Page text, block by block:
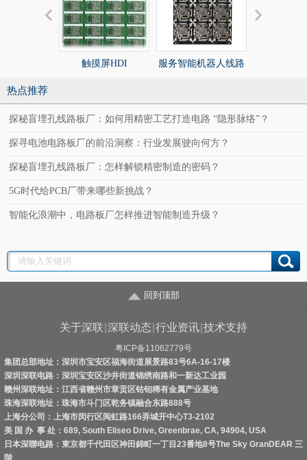
触摸屏HDI 服务智能机器人线路
热点推荐
探秘盲埋孔线路板厂：如何用精密工艺打造电路 “隐形脉络”？
探寻电池电路板厂的前沿洞察：行业发展驶向何方？
探秘盲埋孔线路板厂：怎样解锁精密制造的密码？
5G时代给PCB厂带来哪些新挑战？
智能化浪潮中，电路板厂怎样推进智能制造升级？
回到顶部
关于深联 深联动态 行业资讯 技术支持
粤ICP备11062779号
集团总部地址：深圳市宝安区福海街道展景路83号6A-16-17楼
深圳深联电路：深圳宝安区沙井街道锦绣南路和一新达工业园
赣州深联地址：江西省赣州市章贡区钴钼稀有金属产业基地
珠海深联地址：珠海市斗门区乾务镇融合东路888号
上海分公司：上海市闵行区闽虹路166弄城开中心T3-2102
美 国 办 事 处：689, South Eliseo Drive, Greenbrae, CA, 94904, USA
日本深聯电路：東京都千代田区神田錦町一丁目23番地8号The Sky GranDEAR 三
階